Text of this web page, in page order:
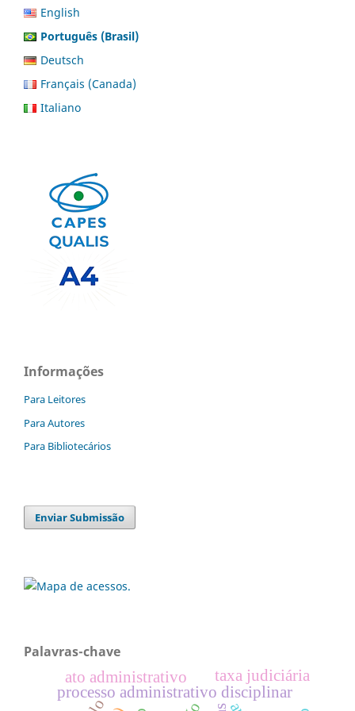
English
Português (Brasil)
Deutsch
Français (Canada)
Italiano
Informações
Para Leitores
Para Autores
Para Bibliotecários
Enviar Submissão
Palavras-chave
processo administrativo disciplinar
taxa judiciária
ato administrativo